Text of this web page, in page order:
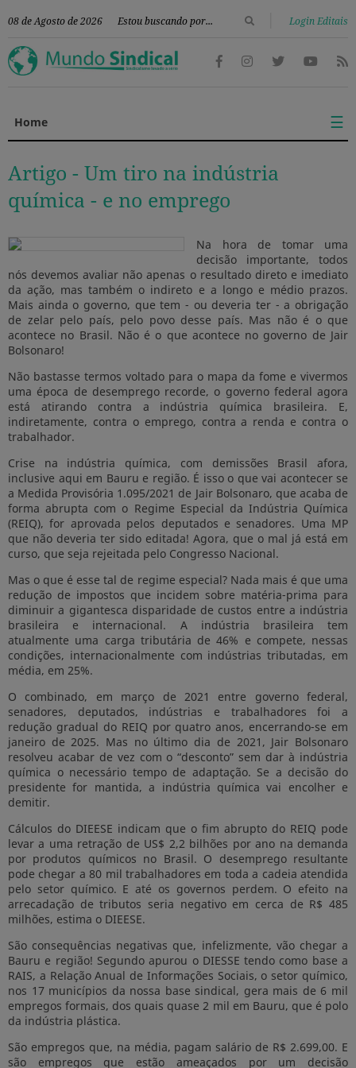
08 de Agosto de 2026 Login Editais
Home ☰
Artigo - Um tiro na indústria
química - e no emprego
Na hora de tomar uma
decisão importante, todos
nós devemos avaliar não apenas o resultado direto e imediato
da ação, mas também o indireto e a longo e médio prazos.
Mais ainda o governo, que tem - ou deveria ter - a obrigação
de zelar pelo país, pelo povo desse país. Mas não é o que
acontece no Brasil. Não é o que acontece no governo de Jair
Bolsonaro!
Não bastasse termos voltado para o mapa da fome e vivermos
uma época de desemprego recorde, o governo federal agora
está atirando contra a indústria química brasileira. E,
indiretamente, contra o emprego, contra a renda e contra o
trabalhador.
Crise na indústria química, com demissões Brasil afora,
inclusive aqui em Bauru e região. É isso o que vai acontecer se
a Medida Provisória 1.095/2021 de Jair Bolsonaro, que acaba de
forma abrupta com o Regime Especial da Indústria Química
(REIQ), for aprovada pelos deputados e senadores. Uma MP
que não deveria ter sido editada! Agora, que o mal já está em
curso, que seja rejeitada pelo Congresso Nacional.
Mas o que é esse tal de regime especial? Nada mais é que uma
redução de impostos que incidem sobre matéria-prima para
diminuir a gigantesca disparidade de custos entre a indústria
brasileira e internacional. A indústria brasileira tem
atualmente uma carga tributária de 46% e compete, nessas
condições, internacionalmente com indústrias tributadas, em
média, em 25%.
O combinado, em março de 2021 entre governo federal,
senadores, deputados, indústrias e trabalhadores foi a
redução gradual do REIQ por quatro anos, encerrando-se em
janeiro de 2025. Mas no último dia de 2021, Jair Bolsonaro
resolveu acabar de vez com o “desconto” sem dar à indústria
química o necessário tempo de adaptação. Se a decisão do
presidente for mantida, a indústria química vai encolher e
demitir.
Cálculos do DIEESE indicam que o fim abrupto do REIQ pode
levar a uma retração de US$ 2,2 bilhões por ano na demanda
por produtos químicos no Brasil. O desemprego resultante
pode chegar a 80 mil trabalhadores em toda a cadeia atendida
pelo setor químico. E até os governos perdem. O efeito na
arrecadação de tributos seria negativo em cerca de R$ 485
milhões, estima o DIEESE.
São consequências negativas que, infelizmente, vão chegar a
Bauru e região! Segundo apurou o DIESSE tendo como base a
RAIS, a Relação Anual de Informações Sociais, o setor químico,
nos 17 municípios da nossa base sindical, gera mais de 6 mil
empregos formais, dos quais quase 2 mil em Bauru, que é polo
da indústria plástica.
São empregos que, na média, pagam salário de R$ 2.699,00. E
são empregos que estão ameaçados por um decisão